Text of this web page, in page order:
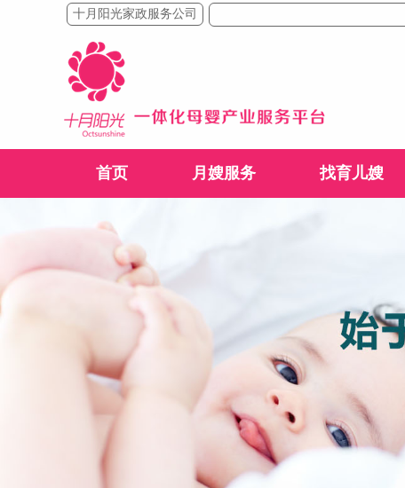
十月阳光家政服务公司
首页 月嫂服务 找育儿嫂